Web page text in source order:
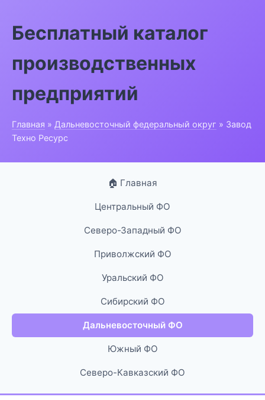
Бесплатный каталог
производственных
предприятий
Главная » Дальневосточный федеральный округ » Завод
Техно Ресурс
🏠 Главная
Центральный ФО
Северо-Западный ФО
Приволжский ФО
Уральский ФО
Сибирский ФО
Дальневосточный ФО
Южный ФО
Северо-Кавказский ФО